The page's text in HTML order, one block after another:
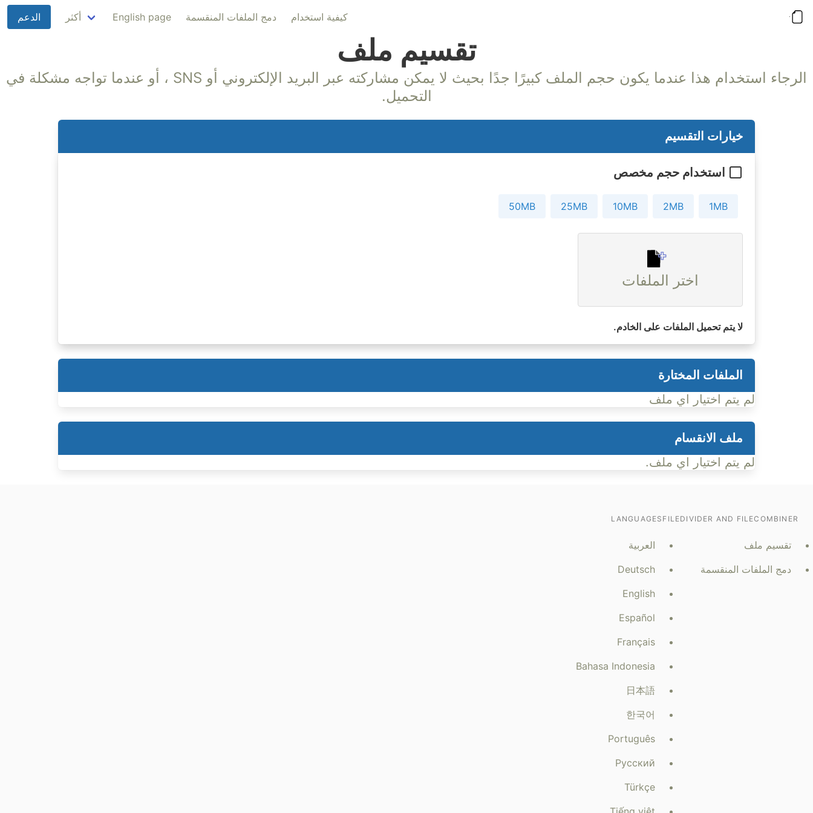
كيفية استخدام دمج الملفات المنقسمة English page أكثر الدعم
تقسيم ملف
الرجاء استخدام هذا عندما يكون حجم الملف كبيرًا جدًا بحيث لا يمكن مشاركته عبر البريد الإلكتروني أو SNS ، أو عندما تواجه مشكلة في
التحميل.
خيارات التقسيم
استخدام حجم مخصص
1MB
2MB
10MB
25MB
50MB
اختر الملفات
لا يتم تحميل الملفات على الخادم.
الملفات المختارة
لم يتم اختيار اي ملف
ملف الانقسام
لم يتم اختيار اي ملف.
FILEDIVIDER AND FILECOMBINER
تقسيم ملف
دمج الملفات المنقسمة
LANGUAGES
العربية
Deutsch
English
Español
Français
Bahasa Indonesia
日本語
한국어
Português
Русский
Türkçe